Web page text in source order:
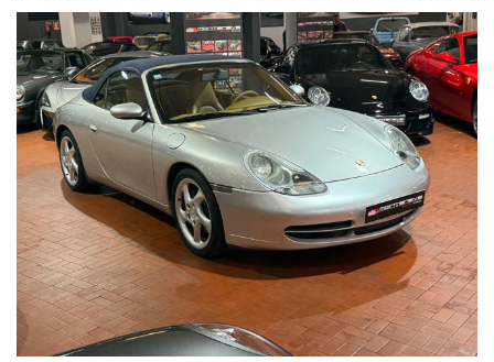
https://www.facebook.com/Monteneveautogroup
------VUOI VENDERE LA TUA AUTO-------
ACQUISTIAMO LA VOSTRA AUTO PAGAMENTO IMMEDIATO
TRAMITE ASSEGNO CIRCOLARE DOPO VISIONE E PROVA
------CONTO VENDITA ED ASSISTENZA ALLA VENDITA------
SE VOLETE VENDERE LA VOSTRA AUTO SENZA DOVERVI
OCCUPARE DI TRATTATIVE E PAGAMENTI POSSIAMO
OCCUPARCENE NOI,METTIAMO A DISPOSIZIONE LA NOSTRA
SERIETA' E COMPETENZA,CUSTODIAMO LA VOSTRA VETTURA
NEL NOSTRO SHOWROOM,VALUTIAMO LE OFFERTE
PERVENUTECI E VI INFORMIAMO IN TEMPO REALE CERCANDO
SEMPRE DI TENERE CONTO DELLE VOSTRE ESIGENZE